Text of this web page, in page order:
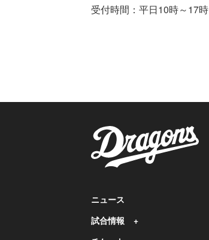
受付時間：平日10時～17時
ニュース
試合情報